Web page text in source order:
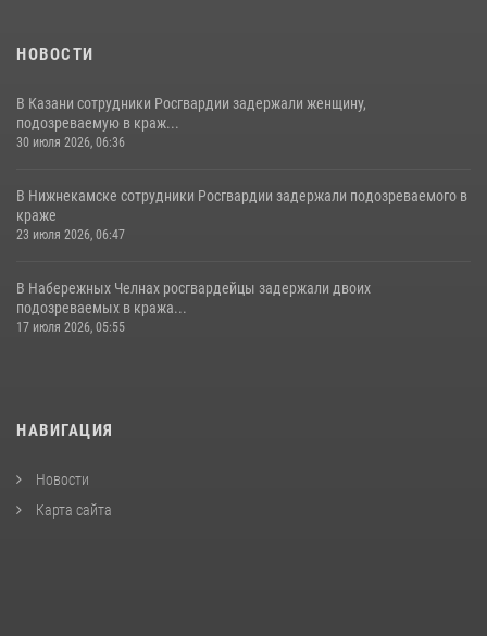
НОВОСТИ
В Казани сотрудники Росгвардии задержали женщину,
подозреваемую в краж...
30 июля 2026, 06:36
В Нижнекамске сотрудники Росгвардии задержали подозреваемого в
краже
23 июля 2026, 06:47
В Набережных Челнах росгвардейцы задержали двоих
подозреваемых в кража...
17 июля 2026, 05:55
НАВИГАЦИЯ
Новости
Карта сайта